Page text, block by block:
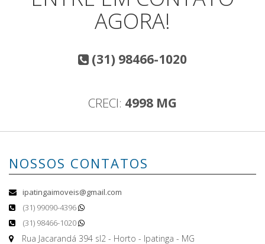
AGORA!
(31) 98466-1020
CRECI: 4998 MG
NOSSOS CONTATOS
ipatingaimoveis@gmail.com
(31) 99090-4396
(31) 98466-1020
Rua Jacarandá 394 sl2 - Horto - Ipatinga - MG